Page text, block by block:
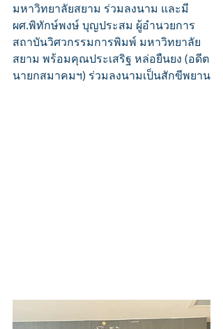
มหาวิทยาลัยสยาม ร่วมลงนาม และมี
ผศ.พิทักษ์พงษ์ บุญประสม ผู้อํานวยการ
สถาบันวิศวกรรมการพิมพ์ มหาวิทยาลัย
สยาม พร้อมคุณประเสริฐ หล่อยืนยง (อดีต
นายกสมาคมฯ) ร่วมลงนามเป็นสักขีพยาน